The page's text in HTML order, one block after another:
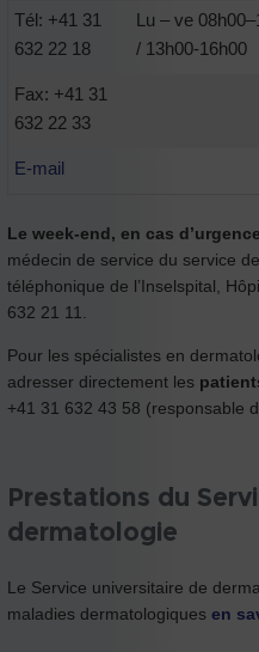
Tél: +41 31
632 22 18
Lu – ve
/ 13h00-16h00
Fax: +41 31
632 22 33
E-mail
Le week-end, en cas d’urgence
médecin de service du service
téléphonique de l’Inselspital,
632 21 11.
Pour les spécialistes en
adresser directement les
+41 31 632 43 58 (responsable
Prestations du
dermatologie
Le Service universitaire de
maladies dermatologiques en